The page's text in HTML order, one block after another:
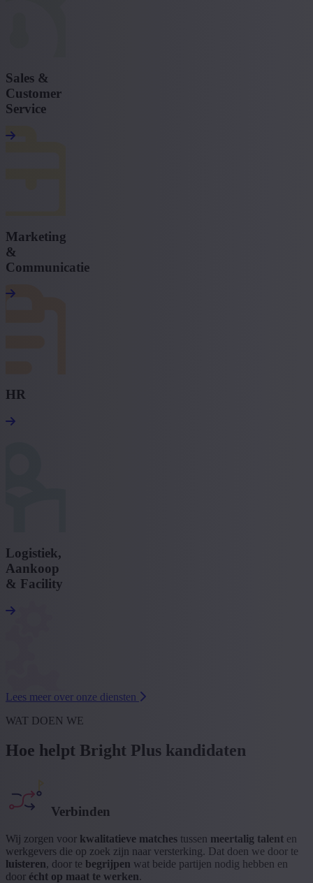
Sales &
Customer
Service
Marketing
&
Communicatie
HR
Logistiek,
Aankoop
& Facility
Lees meer over onze diensten
WAT DOEN WE
Hoe helpt Bright Plus kandidaten
Verbinden
Wij zorgen voor kwalitatieve matches tussen meertalig talent en
werkgevers die op zoek zijn naar versterking. Dat doen we door te
luisteren, door te begrijpen wat beide partijen nodig hebben en
door écht op maat te werken.